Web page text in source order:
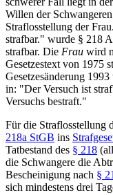
Willen der
Straflosstellung der
strafbar." wurde § 218
strafbar. Die Frau wird
Gesetzestext von 1975
Gesetzesänderung
in: "Der Versuch ist
Versuchs bestraft."
Für die Straflosstellung
218a StGB ins
Tatbestand des § 218
die Schwangere die
Bescheinigung nach §
sich mindestens drei